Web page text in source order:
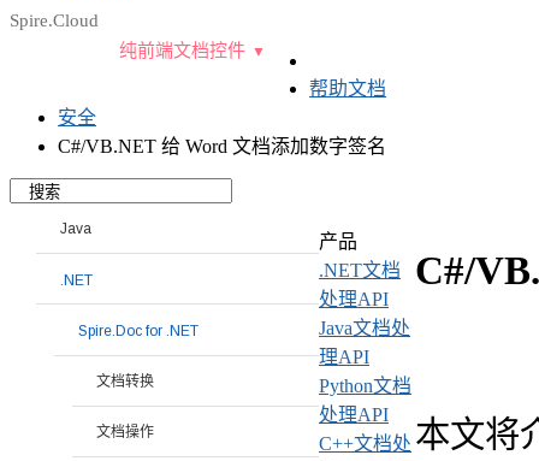
Spire.Cloud
纯前端文档控件
帮助文档
安全
C#/VB.NET 给 Word 文档添加数字签名
C#/
本文将
Java
.NET
Spire.Doc for .NET
文档转换
文档操作
产品
.NET文档
处理API
Java文档处
理API
Python文档
处理API
C++文档处